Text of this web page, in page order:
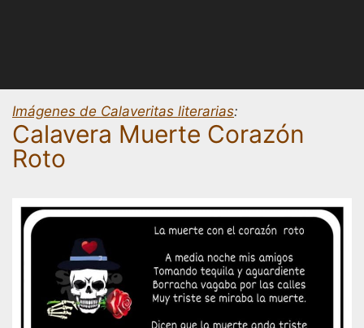
Imágenes de Calaveritas literarias:
Calavera Muerte Corazón
Roto